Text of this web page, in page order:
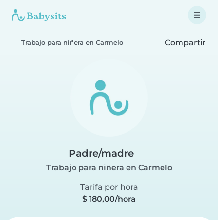
Trabajo para niñera en Carmelo Compartir
Padre/madre
Trabajo para niñera en Carmelo
Tarifa por hora
$ 180,00/hora